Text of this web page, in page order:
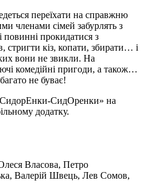
переїхати на справжню
членами сімей забурлять з
прокидатися з
стригти кіз, копати, збирати… і
вони не звикли. На
комедійні пригоди, а також…
не буває!
СидОренки» на
додатку.
Власова, Петро
Валерій Швець, Лев Сомов,